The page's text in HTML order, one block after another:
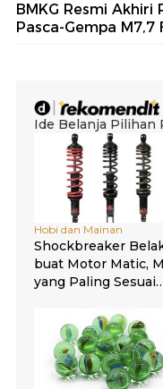
BMKG Resmi
Pasca-Gempa M7,7